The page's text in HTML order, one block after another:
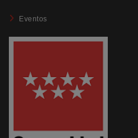
Eventos